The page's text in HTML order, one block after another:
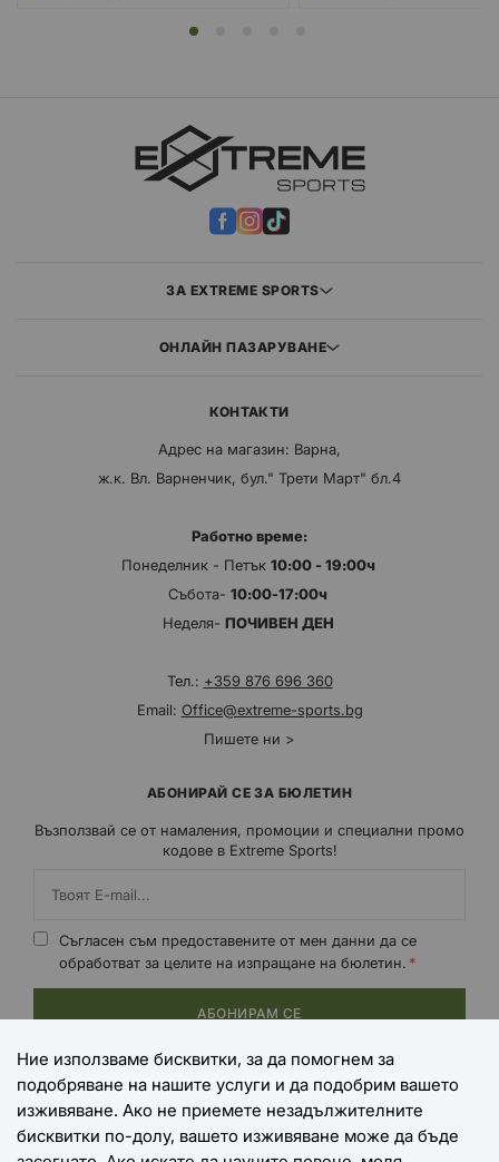
ЗА EXTREME SPORTS
ОНЛАЙН ПАЗАРУВАНЕ
КОНТАКТИ
Адрес на магазин: Варна,
ж.к. Вл. Варненчик, бул." Трети Март" бл.4
Работно време:
Понеделник - Петък 10:00 - 19:00ч
Събота- 10:00-17:00ч
Неделя- ПОЧИВЕН ДЕН
Тел.: +359 876 696 360
Email: Office@extreme-sports.bg
Пишете ни >
АБОНИРАЙ СЕ ЗА БЮЛЕТИН
Възползвай се от намаления, промоции и специални промо
кодове в Extreme Sports!
Съгласен съм предоставените от мен данни да се
обработват за целите на изпращане на бюлетин.
АБОНИРАМ СЕ
НАЧИНИ НА ПЛАЩАНЕ
Ние използваме бисквитки, за да помогнем за
подобряване на нашите услуги и да подобрим вашето
изживяване. Ако не приемете незадължителните
бисквитки по-долу, вашето изживяване може да бъде